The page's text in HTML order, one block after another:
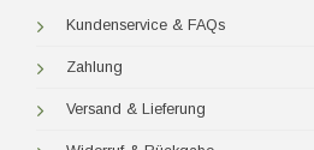
Kundenservice & FAQs
Zahlung
Versand & Lieferung